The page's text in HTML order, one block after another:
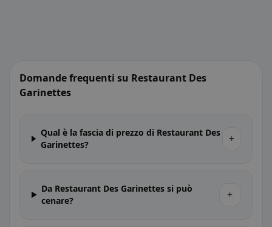
Domande frequenti su Restaurant Des
Garinettes
Qual è la fascia di prezzo di Restaurant Des
Garinettes?
+
Da Restaurant Des Garinettes si può
cenare?
+